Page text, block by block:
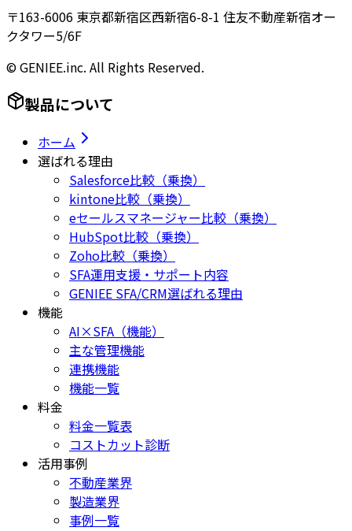
〒163-6006 東京都新宿区西新宿6-8-1 住友不動産新宿オー
クタワー5/6F
© GENIEE.inc. All Rights Reserved.
製品について
ホーム
選ばれる理由
Salesforce比較（乗換）
kintone比較（乗換）
eセールスマネージャー比較（乗換）
HubSpot比較（乗換）
Zoho比較（乗換）
SFA運用支援・サポート内容
GENIEE SFA/CRM選ばれる理由
機能
AI×SFA（機能）
主な管理機能
連携機能
機能一覧
料金
料金一覧表
コストカット診断
活用事例
不動産業界
製造業界
事例一覧